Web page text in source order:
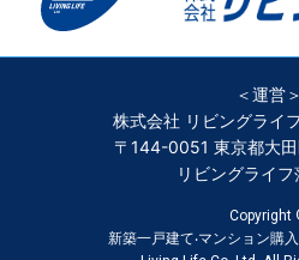
＜運営＞
株式会社 リビングライ
〒144-0051 東京都大
リビングライ
Copyright
新築一戸建て‧マンション購